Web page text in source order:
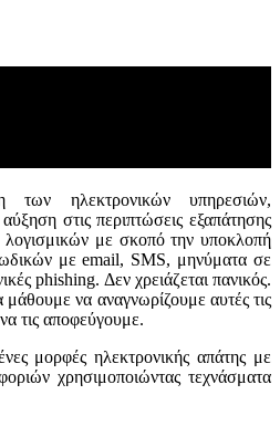
ηλεκτρονικών υπηρεσιών,
στις περιπτώσεις εξαπάτησης
με σκοπό την υποκλοπή
με email, SMS, μηνύματα σε
phishing. Δεν χρειάζεται πανικός.
μάθουμε να αναγνωρίζουμε αυτές τις
τις αποφεύγουμε.
μορφές ηλεκτρονικής απάτης με
χρησιμοποιώντας τεχνάσματα